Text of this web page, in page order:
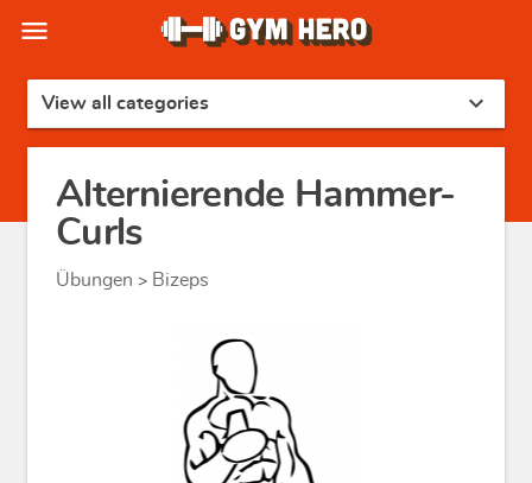
menu
View all categories expand_more
Alternierende Hammer-
Curls
Übungen > Bizeps